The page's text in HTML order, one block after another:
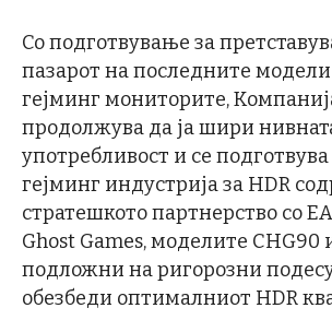
Со подготвување за
пазарот на последните
гејминг мониторите,
продолжува да ја шири
употребливост и се
гејминг индустрија за HDR
стратешкото партнерство со
Ghost Games, моделите CHG90
подложни на ригорозни
обезбеди оптималниот HDR